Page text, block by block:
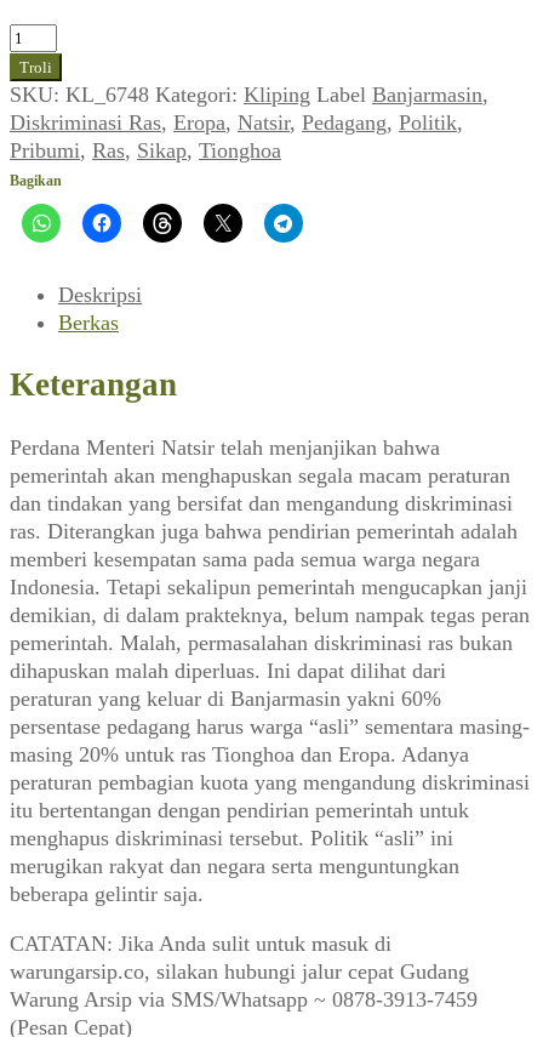
Kuantitas
Politik
Asli
Natsir
(Sikap_No.11,
Desember
1950)
Troli
SKU: KL_6748 Kategori: Kliping Label Banjarmasin,
Diskriminasi Ras, Eropa, Natsir, Pedagang, Politik,
Pribumi, Ras, Sikap, Tionghoa
Bagikan
Deskripsi
Berkas
Keterangan
Perdana Menteri Natsir telah menjanjikan bahwa
pemerintah akan menghapuskan segala macam peraturan
dan tindakan yang bersifat dan mengandung diskriminasi
ras. Diterangkan juga bahwa pendirian pemerintah adalah
memberi kesempatan sama pada semua warga negara
Indonesia. Tetapi sekalipun pemerintah mengucapkan janji
demikian, di dalam prakteknya, belum nampak tegas peran
pemerintah. Malah, permasalahan diskriminasi ras bukan
dihapuskan malah diperluas. Ini dapat dilihat dari
peraturan yang keluar di Banjarmasin yakni 60%
persentase pedagang harus warga “asli” sementara masing-
masing 20% untuk ras Tionghoa dan Eropa. Adanya
peraturan pembagian kuota yang mengandung diskriminasi
itu bertentangan dengan pendirian pemerintah untuk
menghapus diskriminasi tersebut. Politik “asli” ini
merugikan rakyat dan negara serta menguntungkan
beberapa gelintir saja.
CATATAN: Jika Anda sulit untuk masuk di
warungarsip.co, silakan hubungi jalur cepat Gudang
Warung Arsip via SMS/Whatsapp ~ 0878-3913-7459
(Pesan Cepat)